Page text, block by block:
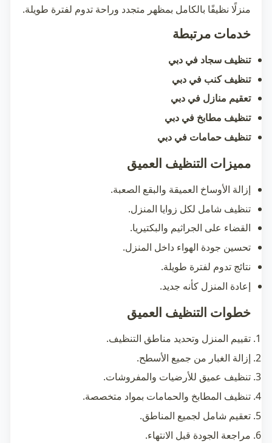
منزلًا نظيفًا بالكامل بمظهر متجدد وراحة تدوم لفترة طويلة.
خدمات مرتبطة
تنظيف سجاد في دبي
تنظيف كنب في دبي
تعقيم منازل في دبي
تنظيف مطابخ في دبي
تنظيف حمامات في دبي
مميزات التنظيف العميق
إزالة الأوساخ العميقة والبقع الصعبة.
تنظيف شامل لكل زوايا المنزل.
القضاء على الجراثيم والبكتيريا.
تحسين جودة الهواء داخل المنزل.
نتائج تدوم لفترة طويلة.
إعادة المنزل كأنه جديد.
خطوات التنظيف العميق
تقييم المنزل وتحديد مناطق التنظيف.
إزالة الغبار من جميع الأسطح.
تنظيف عميق للأرضيات والمفروشات.
تنظيف المطابخ والحمامات بمواد متخصصة.
تعقيم شامل لجميع المناطق.
مراجعة الجودة قبل الانتهاء.